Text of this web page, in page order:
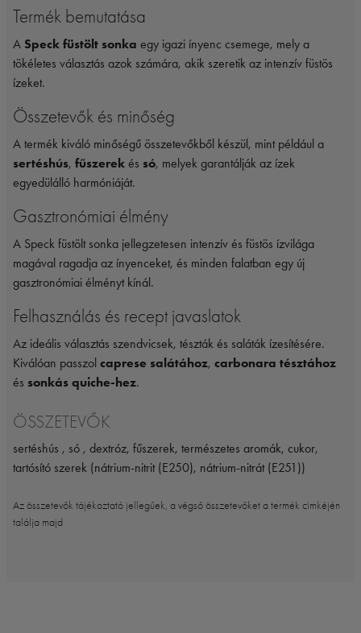
Termék bemutatása
A Speck füstölt sonka egy igazi ínyenc csemege, mely a
tökéletes választás azok számára, akik szeretik az intenzív füstös
ízeket.
Összetevők és minőség
A termék kiváló minőségű összetevőkből készül, mint például a
sertéshús, fűszerek és só, melyek garantálják az ízek
egyedülálló harmóniáját.
Gasztronómiai élmény
A Speck füstölt sonka jellegzetesen intenzív és füstös ízvilága
magával ragadja az ínyenceket, és minden falatban egy új
gasztronómiai élményt kínál.
Felhasználás és recept javaslatok
Az ideális választás szendvicsek, tészták és saláták ízesítésére.
Kiválóan passzol caprese salátához, carbonara tésztához
és sonkás quiche-hez.
ÖSSZETEVŐK
sertéshús , só , dextróz, fűszerek, természetes aromák, cukor,
tartósító szerek (nátrium-nitrit (E250), nátrium-nitrát (E251))
Az összetevők tájékoztató jellegűek, a végső összetevőket a termék cimkéjén
találja majd